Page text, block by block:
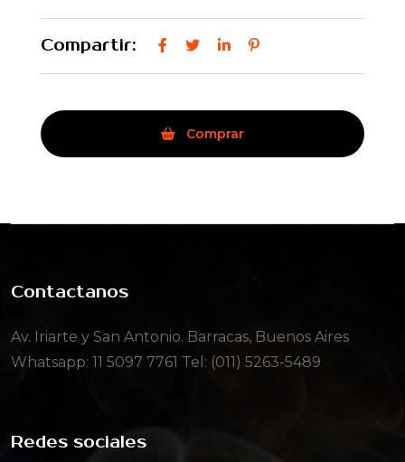
Compartir:
Comprar
Contactanos
Av. Iriarte y San Antonio. Barracas, Buenos Aires
Whatsapp: 11 5097 7761 Tel: (011) 5263-5489
Redes sociales